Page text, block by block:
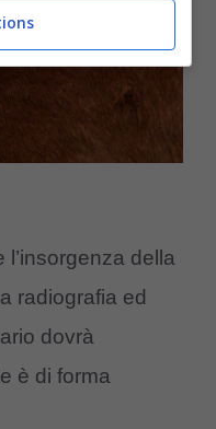
l’insorgenza della
radiografia ed
dovrà
è di forma